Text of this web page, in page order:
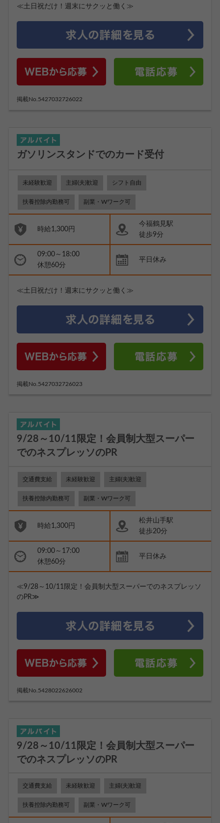
≪土日祝だけ！週末にサクッと働く≫
掲載No.5427032726022
ガソリンスタンドでのカード受付
未経験歓迎 主婦(夫)歓迎 シフト自由
扶養控除内勤務可 副業・Wワーク可
時給1,300円
今福鶴見駅
徒歩9分
09:00～18:00
休憩60分
平日休み
≪土日祝だけ！週末にサクッと働く≫
掲載No.5427032726023
9/28～10/11限定！会員制大型スーパー
でのネスプレッソのPR
交通費支給 未経験歓迎 主婦(夫)歓迎
扶養控除内勤務可 副業・Wワーク可
時給1,300円
松井山手駅
徒歩20分
09:00～17:00
休憩60分
平日休み
≪9/28～10/11限定！会員制大型スーパーでのネスプレッソ
のPR≫
掲載No.5428022626002
9/28～10/11限定！会員制大型スーパー
でのネスプレッソのPR
交通費支給 未経験歓迎 主婦(夫)歓迎
扶養控除内勤務可 副業・Wワーク可